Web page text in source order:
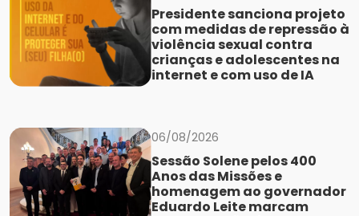
Presidente sanciona projeto
com medidas de repressão à
violência sexual contra
crianças e adolescentes na
internet e com uso de IA
06/08/2026
Sessão Solene pelos 400
Anos das Missões e
homenagem ao governador
Eduardo Leite marcam